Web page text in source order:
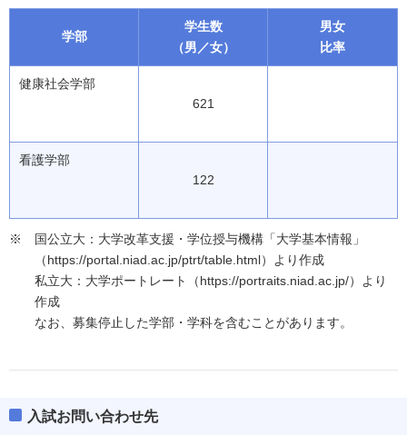
学部
学生数
（男／女）
男女
比率
健康社会学部
621
看護学部
122
国公立大：大学改革支援・学位授与機構「大学基本情報」
（https://portal.niad.ac.jp/ptrt/table.html）より作成
私立大：大学ポートレート（https://portraits.niad.ac.jp/）より
作成
なお、募集停止した学部・学科を含むことがあります。
入試お問い合わせ先